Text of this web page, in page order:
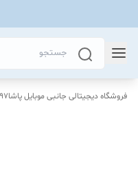
فروشگاه دیجیتالی جانبی موبایل پاشا97